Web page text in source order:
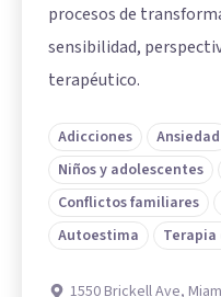
procesos de
sensibilidad,
terapéutico.
Adicciones Ansiedad
Niños y adolescentes
Conflictos familiares
Autoestima
Terapia
1550 Brickell Ave,